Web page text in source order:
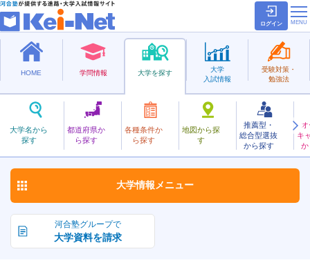
ログイン
HOME 学問情報 大学を探す
大学名から
探す
都道府県か
ら探す
各種条件か
ら探す
地図から探
す
推薦型・
総合型選抜
から探す
キ
か
大学
入試情報
受験対策・
勉強法
国立
おおさかきょういく
大阪教育大学 お気に入り
河合塾グループで
大学資料を請求
大学情報 メニュー